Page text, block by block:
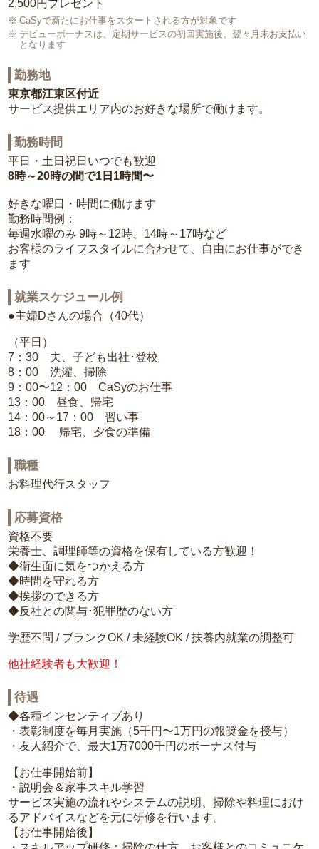
2,500円プレゼント
CaSyで新たにお仕事をスタートされる方が対象です
デビューボーナスは、定期サービスの初回実施後、翌々月末お支払い
となります
勤務地
東京都江東区付近
サービス提供エリア内のお好きな場所で働けます。
勤務時間
平日・土日祝日いつでも歓迎
8時～20時の間で1日1時間〜
好きな曜日・時間に働けます
勤務時間例：
毎週水曜のみ 9時～12時、14時～17時など
お客様のライフスタイルに合わせて、自由にお仕事ができ
ます
就業スケジュール例
●主婦Dさんの場合（40代）
（平日）
7：30 夫、子ども出社･登校
8：00 洗濯、掃除
9：00〜12：00 CaSyのお仕事
13：00 昼食、帰宅
14：00～17：00 習い事
18：00 帰宅、夕食の準備
職種
お料理代行スタッフ
応募資格
資格不要
栄養士、調理師等の資格を保有している方歓迎！
◆衛生面に気をつかえる方
◆時間を守れる方
◆挨拶のできる方
◆反社との関与･犯罪歴のない方
学歴不問 / ブランクOK / 未経験OK / 扶養内就業の調整可
他社経験者も大歓迎！
待遇
◆各種インセンティブあり
・表彰制度を毎月実施（5千円〜1万円の報奨金を授与）
・友人紹介で、最大1万7000千円のボーナス付与
【お仕事開始前】
・説明会＆家事スキル学習
サービス実施の流れやシステムの説明、掃除や料理におけ
るアドバイスなどを元に研修を行います。
【お仕事開始後】